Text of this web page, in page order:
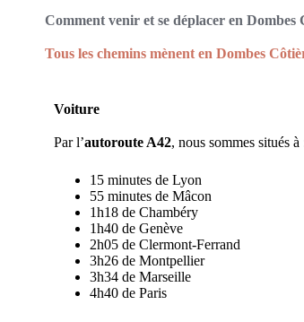
Comment venir et se déplacer en Dombes
Tous les chemins mènent en Dombes
Voiture
Par l’autoroute A42, nous sommes situés à
15 minutes de Lyon
55 minutes de Mâcon
1h18 de Chambéry
1h40 de Genève
2h05 de Clermont-Ferrand
3h26 de Montpellier
3h34 de Marseille
4h40 de Paris